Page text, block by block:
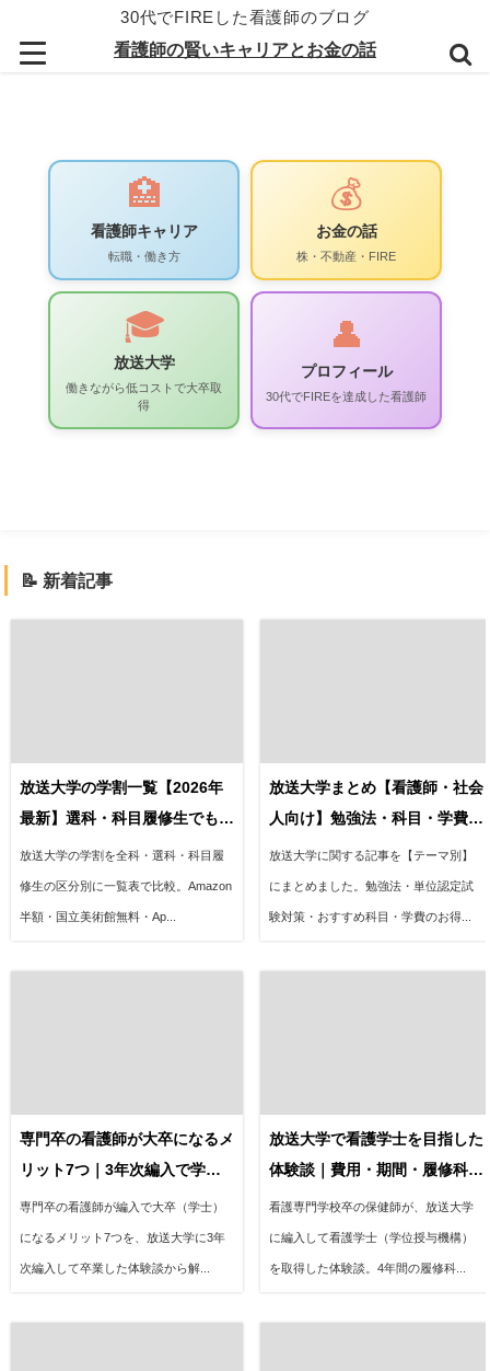
30代でFIREした看護師のブログ
看護師の賢いキャリアとお金の話
🏥
看護師キャリア
転職・働き方
💰
お金の話
株・不動産・FIRE
🎓
放送大学
働きながら低コストで大卒取
得
👤
プロフィール
30代でFIREを達成した看護師
📝 新着記事
放送大学の学割一覧【2026年
最新】選科・科目履修生でも使
える制度を徹底比較
放送大学の学割を全科・選科・科目履
修生の区分別に一覧表で比較。Amazon
半額・国立美術館無料・Ap...
放送大学まとめ【看護師・社会
人向け】勉強法・科目・学費を
解説
放送大学に関する記事を【テーマ別】
にまとめました。勉強法・単位認定試
験対策・おすすめ科目・学費のお得...
専門卒の看護師が大卒になるメ
リット7つ｜3年次編入で学士
を取った体験談
専門卒の看護師が編入で大卒（学士）
になるメリット7つを、放送大学に3年
次編入して卒業した体験談から解...
放送大学で看護学士を目指した
体験談｜費用・期間・履修科目
を全公開
看護専門学校卒の保健師が、放送大学
に編入して看護学士（学位授与機構）
を取得した体験談。4年間の履修科...